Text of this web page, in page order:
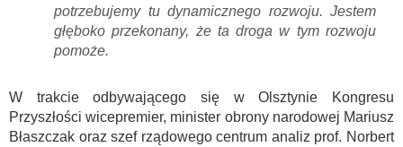
potrzebujemy tu dynamicznego rozwoju. Jestem
głęboko przekonany, że ta droga w tym rozwoju
pomoże.
W trakcie odbywającego się w Olsztynie Kongresu
Przyszłości wicepremier, minister obrony narodowej Mariusz
Błaszczak oraz szef rządowego centrum analiz prof. Norbert